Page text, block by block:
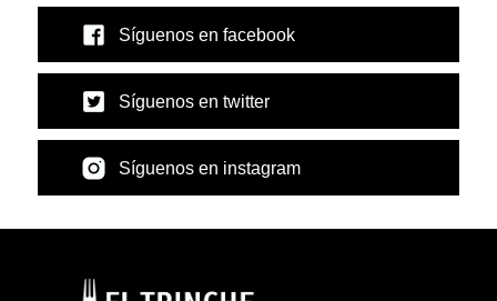
Síguenos en facebook
Síguenos en twitter
Síguenos en instagram